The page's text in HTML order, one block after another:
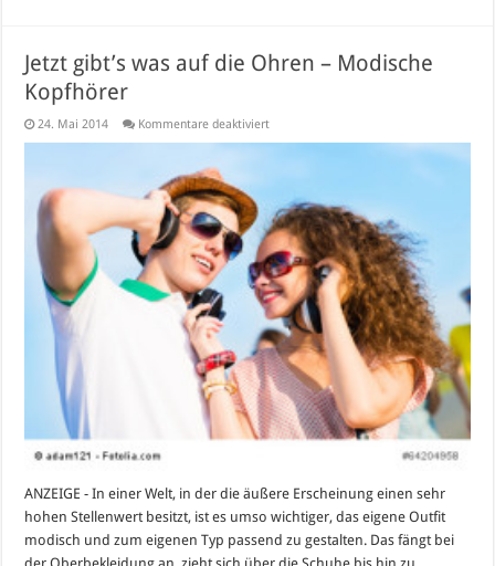
Jetzt gibt’s was auf die Ohren – Modische
Kopfhörer
24. Mai 2014 Kommentare deaktiviertfür
Ohren
–
Modische
Kopfhörer
ANZEIGE - In einer Welt, in der die äußere Erscheinung einen sehr
hohen Stellenwert besitzt, ist es umso wichtiger, das eigene Outfit
modisch und zum eigenen Typ passend zu gestalten. Das fängt bei